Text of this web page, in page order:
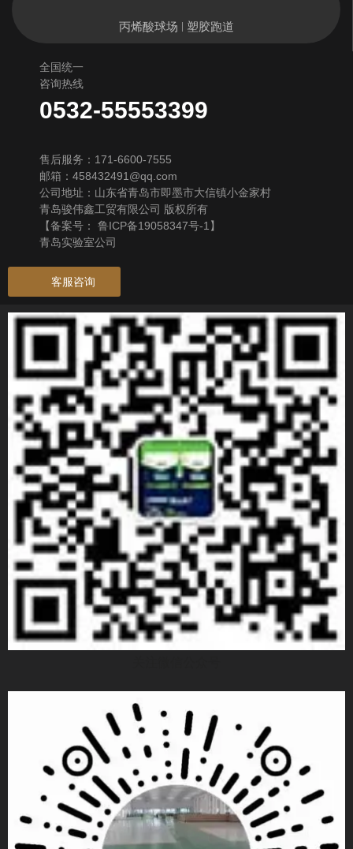
丙烯酸球场 | 塑胶跑道
全国统一
咨询热线
0532-55553399
售后服务：171-6600-7555
邮箱：458432491@qq.com
公司地址：山东省青岛市即墨市大信镇小金家村
青岛骏伟鑫工贸有限公司 版权所有
【备案号： 鲁ICP备19058347号-1 】
青岛实验室公司
客服咨询